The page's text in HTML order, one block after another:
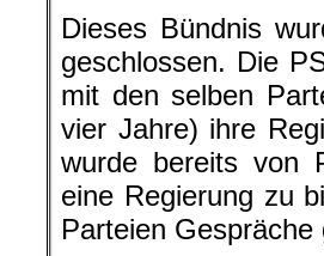
Dieses Bündnis
geschlossen. Die
mit den selben
vier Jahre) ihre
wurde bereits von
eine Regierung zu
Parteien Gespräche